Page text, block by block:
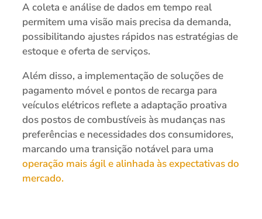
A coleta e análise de dados em tempo real
permitem uma visão mais precisa da demanda,
possibilitando ajustes rápidos nas estratégias de
estoque e oferta de serviços.
Além disso, a implementação de soluções de
pagamento móvel e pontos de recarga para
veículos elétricos reflete a adaptação proativa
dos postos de combustíveis às mudanças nas
preferências e necessidades dos consumidores,
marcando uma transição notável para uma
operação mais ágil e alinhada às expectativas do
mercado.